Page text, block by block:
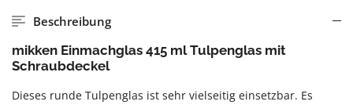
Beschreibung
mikken Einmachglas 415 ml Tulpenglas mit
Schraubdeckel
Dieses runde Tulpenglas ist sehr vielseitig einsetzbar. Es